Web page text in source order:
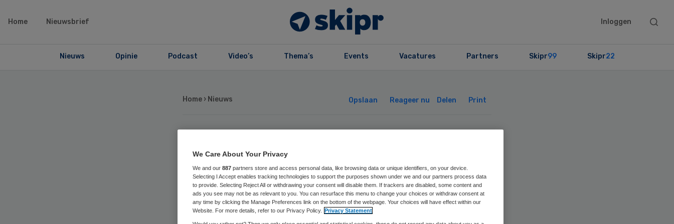
Home Nieuwsbrief Inloggen
Search
Nieuws Opinie Podcast Video’s Thema’s Events Vacatures Partners Skipr99 Skipr22
Home › Nieuws Opslaan Reageer nu Delen Print
Rvt-voorzitter
Vanboeijen stapt op
per 1 april
We Care About Your Privacy
We and our 887 partners store and access personal data, like browsing data or unique identifiers, on your device.
Selecting I Accept enables tracking technologies to support the purposes shown under we and our partners process data
to provide. Selecting Reject All or withdrawing your consent will disable them. If trackers are disabled, some content and
ads you see may not be as relevant to you. You can resurface this menu to change your choices or withdraw consent at
any time by clicking the Manage Preferences link on the bottom of the webpage. Your choices will have effect within our
Website. For more details, refer to our Privacy Policy. Privacy Statement